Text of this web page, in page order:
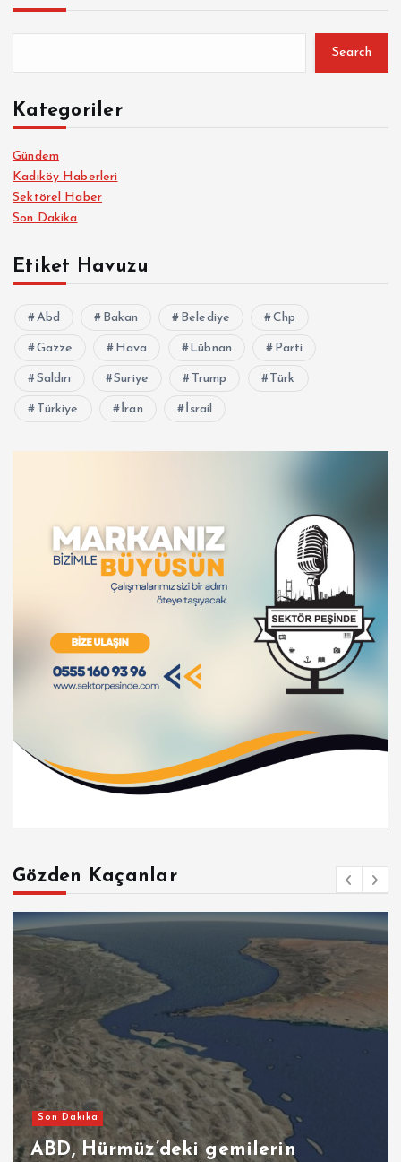
Search
Kategoriler
Gündem
Kadıköy Haberleri
Sektörel Haber
Son Dakika
Etiket Havuzu
Abd Bakan Belediye Chp
Gazze Hava Lübnan Parti
Saldırı Suriye Trump Türk
Türkiye İran İsrail
Gözden Kaçanlar
Son Dakika
ABD, Hürmüz’deki gemilerin